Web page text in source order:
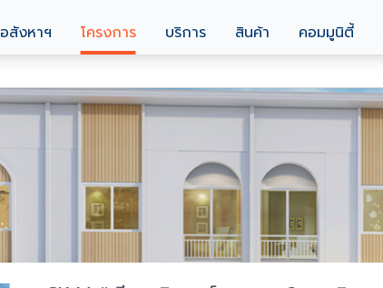
อสังหาฯ โครงการ บริการ สินค้า คอมมูนิตี้